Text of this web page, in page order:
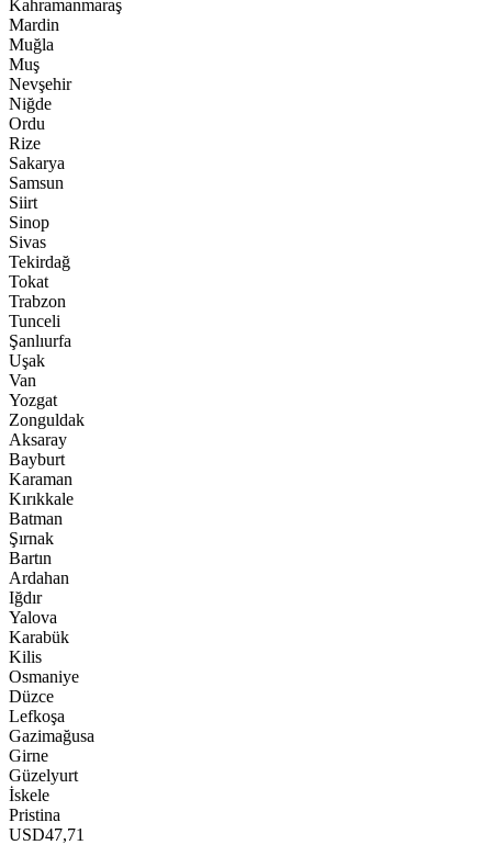
Kahramanmaraş
Mardin
Muğla
Muş
Nevşehir
Niğde
Ordu
Rize
Sakarya
Samsun
Siirt
Sinop
Sivas
Tekirdağ
Tokat
Trabzon
Tunceli
Şanlıurfa
Uşak
Van
Yozgat
Zonguldak
Aksaray
Bayburt
Karaman
Kırıkkale
Batman
Şırnak
Bartın
Ardahan
Iğdır
Yalova
Karabük
Kilis
Osmaniye
Düzce
Lefkoşa
Gazimağusa
Girne
Güzelyurt
İskele
Pristina
USD47,71